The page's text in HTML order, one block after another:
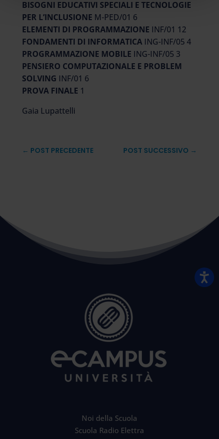
BISOGNI EDUCATIVI SPECIALI E TECNOLOGIE
PER L’INCLUSIONE M-PED/01 6
ELEMENTI DI PROGRAMMAZIONE INF/01 12
FONDAMENTI DI INFORMATICAING-INF/05 4
PROGRAMMAZIONE MOBILE ING-INF/05 3
PENSIERO COMPUTAZIONALE E PROBLEM
SOLVING INF/01 6
PROVA FINALE 1
Gaia Lupattelli
← POST PRECEDENTE POST SUCCESSIVO →
Noi della Scuola
Scuola Radio Elettra